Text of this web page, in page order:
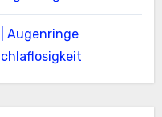
Augenringe